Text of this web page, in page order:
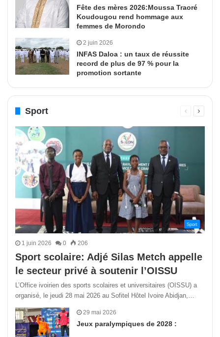
Fête des mères 2026:Moussa Traoré
Koudougou rend hommage aux
femmes de Morondo
2 juin 2026
INFAS Daloa : un taux de réussite
record de plus de 97 % pour la
promotion sortante
Sport
PagePage
Sport
1 juin 2026 0 206
Sport scolaire: Adjé Silas Metch appelle
le secteur privé à soutenir l’OISSU
L’Office ivoirien des sports scolaires et universitaires (OISSU) a
organisé, le jeudi 28 mai 2026 au Sofitel Hôtel Ivoire Abidjan,…
29 mai 2026
Jeux paralympiques de 2028 :